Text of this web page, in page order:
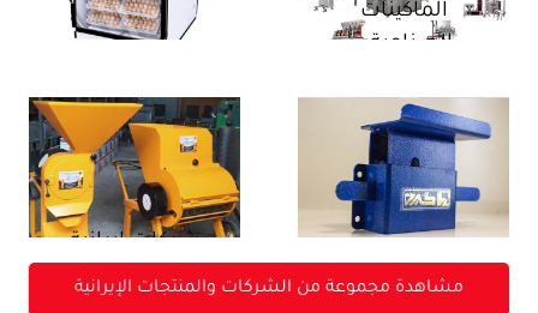
الماكينات
الصناعية –
التعبئة
والتغليف –
المنتجات
الإيرانية
اسكندري
الصناعية –
منتجات ايرانية
شركات ايرانية
لإنتاج
مشاهدة مجموعة من الشركات والمنتجات الإيرانية